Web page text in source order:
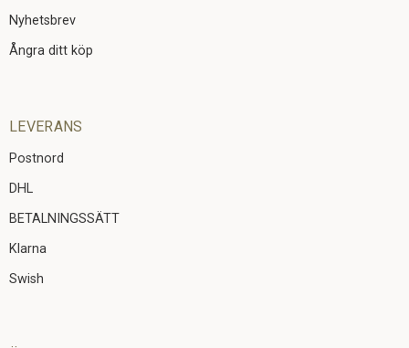
Nyhetsbrev
Ångra ditt köp
LEVERANS
Postnord
DHL
BETALNINGSSÄTT
Klarna
Swish